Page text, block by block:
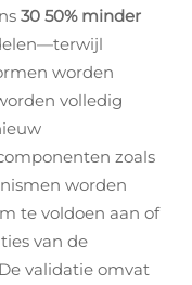
30 50% minder
worden
volledig
zoals
worden
te voldoen aan of
van de
validatie omvat